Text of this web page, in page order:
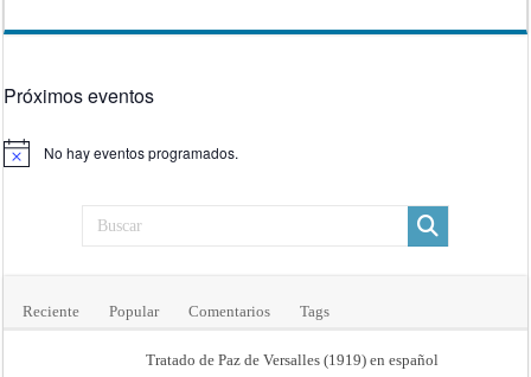
Próximos eventos
Aviso No hay eventos programados.
Reciente Popular Comentarios Tags
Tratado de Paz de Versalles (1919) en español